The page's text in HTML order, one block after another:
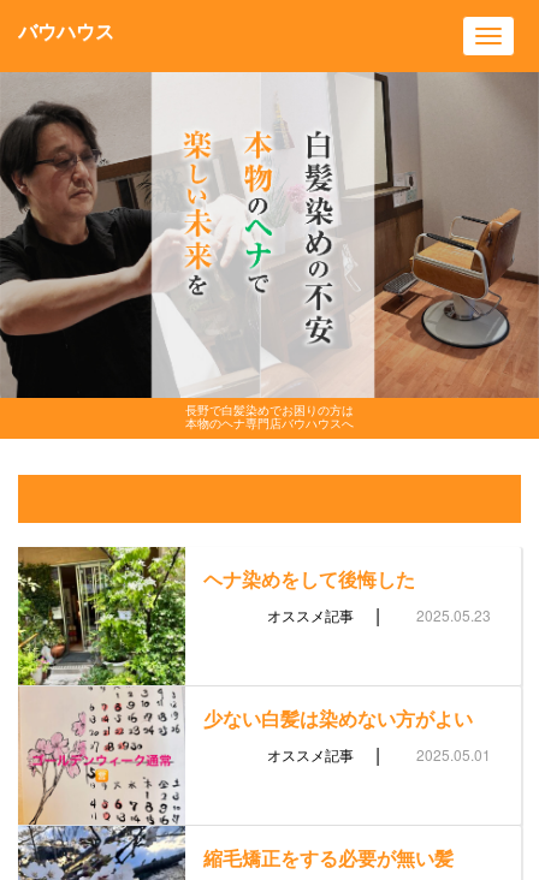
長野で白髪染めでお困りの方は
本物のヘナ専門店バウハウスへ
バウハウス
ヘナ染めをして後悔した
オススメ記事 | 2025.05.23
少ない白髪は染めない方がよい
オススメ記事 | 2025.05.01
縮毛矯正をする必要が無い髪